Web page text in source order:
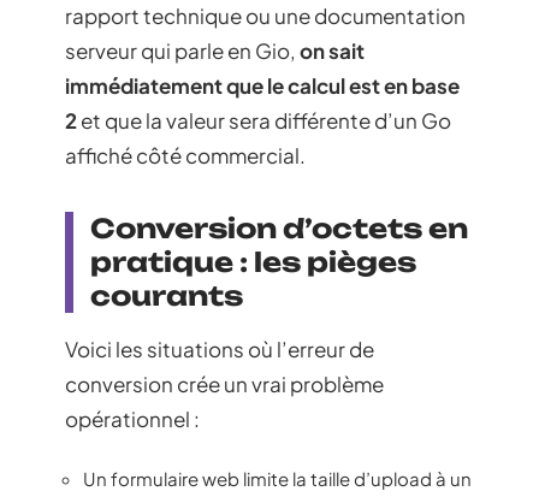
rapport technique ou une documentation
serveur qui parle en Gio, on sait
immédiatement que le calcul est en base
2et que la valeur sera différente d’un Go
affiché côté commercial.
Conversion d’octets en
pratique : les pièges
courants
Voici les situations où l’erreur de
conversion crée un vrai problème
opérationnel :
Un formulaire web limite la taille d’upload à un